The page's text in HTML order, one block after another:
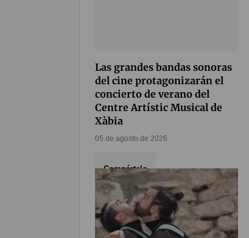
Compártelo
82
Las grandes bandas sonoras
del cine protagonizarán el
concierto de verano del
Centre Artístic Musical de
Xàbia
05 de agosto de 2026